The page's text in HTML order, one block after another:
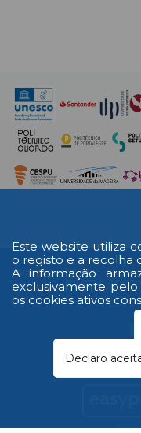
Este website utiliza
o registo e a recolha
A informação
exclusivamente
os cookies ativos
Declaro
Multimédia
Edição
Impressa
Livro